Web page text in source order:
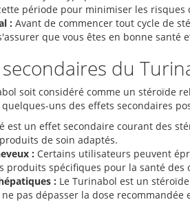
période pour minimiser les risques
: Avant de commencer tout cycle de
que vous êtes en bonne santé
secondaires du
soit considéré comme un stéroïde
uns des effets secondaires
est un effet secondaire courant des
de soin adaptés.
: Certains utilisateurs peuvent
produits spécifiques pour la santé des
: Le Turinabol est un
pas dépasser la dose recommandée